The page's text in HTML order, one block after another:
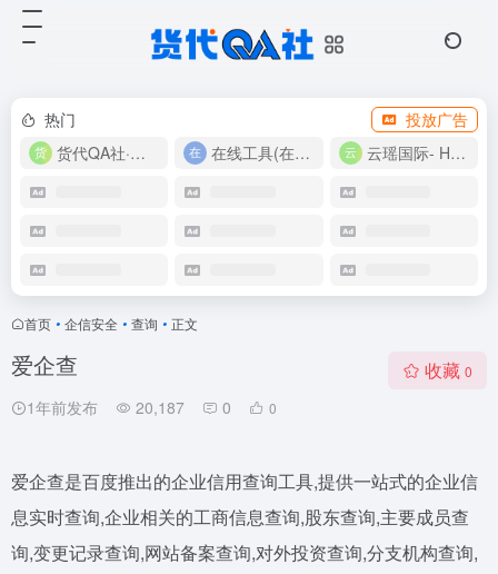
热门
投放广告
货代QA社·让货代之路更简单！
在线工具(在线实用工具200+) 云瑶国际- Harlan-15360639224
首页 • 企信安全 • 查询 • 正文
爱企查
1年前发布 20,187 0 0
收藏 0
爱企查是百度推出的企业信用查询工具,提供一站式的企业信
息实时查询,企业相关的工商信息查询,股东查询,主要成员查
询,变更记录查询,网站备案查询,对外投资查询,分支机构查询,